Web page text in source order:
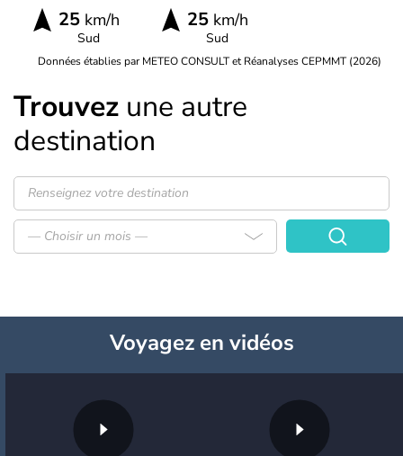
25km/h
Sud
25km/h
Sud
Données établies par METEO CONSULT et Réanalyses CEPMMT (2026)
Trouvez une autre
destination
— Choisir un mois —
Voyagezen vidéos